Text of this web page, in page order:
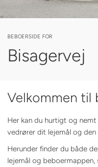
BEBOERSIDE FOR
Bisagervej
Velkommen til
Her kan du hurtigt og
vedrører dit lejemål og den
Herunder finder du både
lejemål og